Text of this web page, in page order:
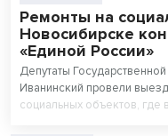
Ремонты на
Новосибирске
«Единой России»
Депутаты
Иванинский провели
социальных объектов, где